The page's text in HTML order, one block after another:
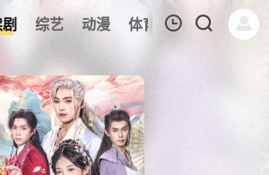
综艺 动漫 体育 今日更新
253
热
影记录